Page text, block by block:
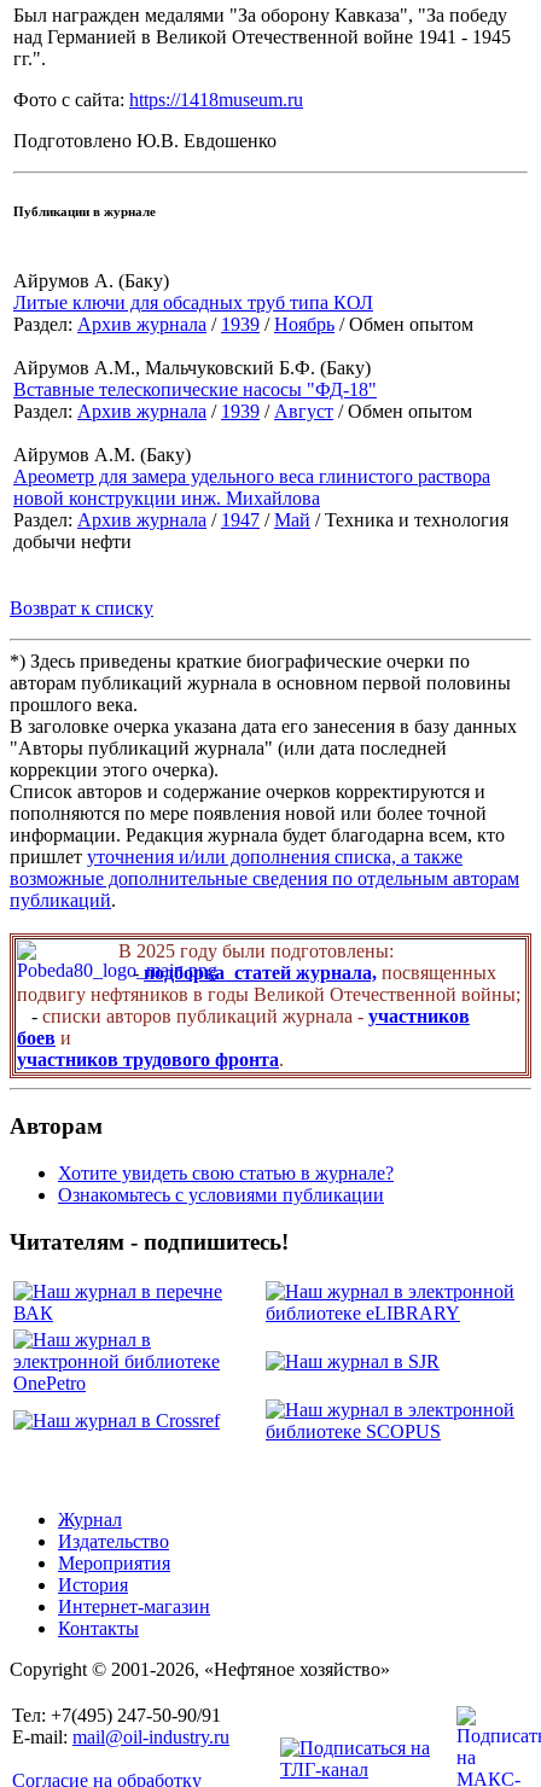
Был награжден медалями "За оборону Кавказа", "За победу
над Германией в Великой Отечественной войне 1941 - 1945
гг.".
Фото с сайта: https://1418museum.ru
Подготовлено Ю.В. Евдошенко
Публикации в журнале
Айрумов А. (Баку)
Литые ключи для обсадных труб типа КОЛ
Раздел: Архив журнала / 1939 /Ноябрь / Обмен опытом
Айрумов А.М., Мальчуковский Б.Ф. (Баку)
Вставные телескопические насосы "ФД-18"
Раздел: Архив журнала / 1939 / Август / Обмен опытом
Айрумов А.М. (Баку)
Ареометр для замера удельного веса глинистого раствора
новой конструкции инж. Михайлова
Раздел: Архив журнала / 1947 /Май / Техника и технология
добычи нефти
Возврат к списку
*) Здесь приведены краткие биографические очерки по
авторам публикаций журнала в основном первой половины
прошлого века.
В заголовке очерка указана дата его занесения в базу данных
"Авторы публикаций журнала" (или дата последней
коррекции этого очерка).
Список авторов и содержание очерков корректируются и
пополняются по мере появления новой или более точной
информации. Редакция журнала будет благодарна всем, кто
пришлет уточнения и/или дополнения списка, а также
возможные дополнительные сведения по отдельным авторам
публикаций.
В 2025 году были подготовлены:
- подборка статей журнала, посвященных
подвигу нефтяников в годы Великой Отечественной войны;
- списки авторов публикаций журнала - участников
боев и
участников трудового фронта.
Авторам
Хотите увидеть свою статью в журнале?
Ознакомьтесь с условиями публикации
Читателям - подпишитесь!
Журнал
Издательство
Мероприятия
История
Интернет-магазин
Контакты
Copyright © 2001-2026, «Нефтяное хозяйство»
Тел: +7(495) 247-50-90/91
E-mail: mail@oil-industry.ru
Согласие на обработку